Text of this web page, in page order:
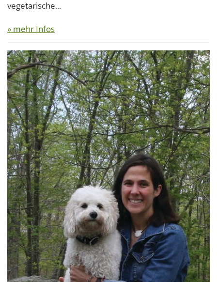
vegetarische...
» mehr Infos